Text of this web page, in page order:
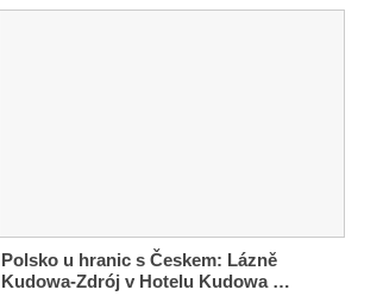
Polsko u hranic s Českem: Lázně
Kudowa-Zdrój v Hotelu Kudowa …